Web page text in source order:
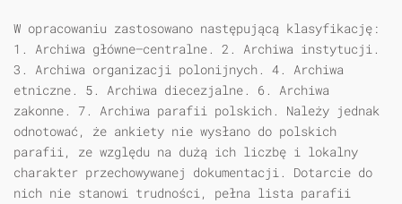
W opracowaniu zastosowano następującą klasyfikację:
1. Archiwa główne—centralne. 2. Archiwa instytucji.
3. Archiwa organizacji polonijnych. 4. Archiwa
etniczne. 5. Archiwa diecezjalne. 6. Archiwa
zakonne. 7. Archiwa parafii polskich. Należy jednak
odnotować, że ankiety nie wysłano do polskich
parafii, ze względu na dużą ich liczbę i lokalny
charakter przechowywanej dokumentacji. Dotarcie do
nich nie stanowi trudności, pełna lista parafii